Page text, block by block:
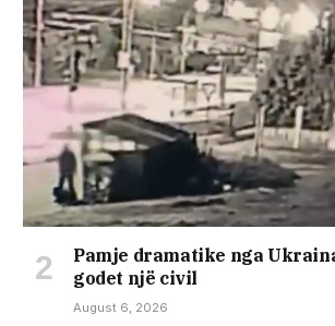
Pamje dramatike nga
godet një civil
August 6, 2026